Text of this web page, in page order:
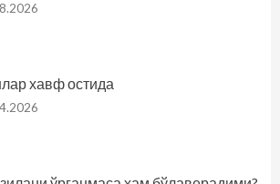
хавф остида